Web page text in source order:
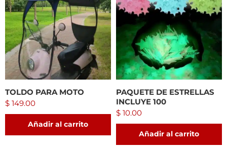
TOLDO PARA MOTO
$ 149.00
Añadir al carrito
PAQUETE DE ESTRELLAS
INCLUYE 100
$ 10.00
Añadir al carrito